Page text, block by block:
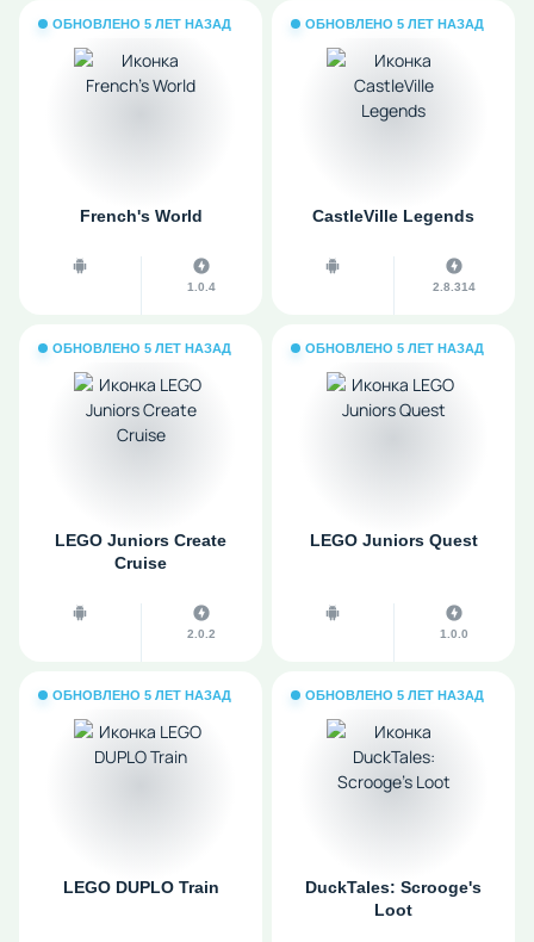
ОБНОВЛЕНО 5 ЛЕТ НАЗАД
French's World
1.0.4
ОБНОВЛЕНО 5 ЛЕТ НАЗАД
CastleVille Legends
2.8.314
ОБНОВЛЕНО 5 ЛЕТ НАЗАД
LEGO Juniors Create
Cruise
2.0.2
ОБНОВЛЕНО 5 ЛЕТ НАЗАД
LEGO Juniors Quest
1.0.0
ОБНОВЛЕНО 5 ЛЕТ НАЗАД
LEGO DUPLO Train
ОБНОВЛЕНО 5 ЛЕТ НАЗАД
DuckTales: Scrooge's
Loot